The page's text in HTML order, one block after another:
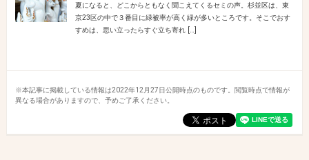
夏になると、どこからともなく聞こえてくるセミの声。杉並区は、東
京23区の中で３番目に緑被率が高く緑が多いところです。そこでおす
すめは、思い立ったらすぐ立ち寄れ […]
※本記事に掲載している情報は2022年12月27日公開時点のものです。閲覧時点で情報が
異なる場合がありますので、予めご了承ください。